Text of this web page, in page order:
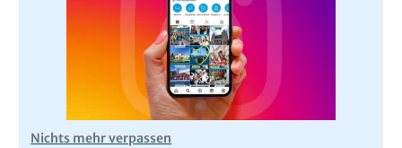
Nichts mehr verpassen